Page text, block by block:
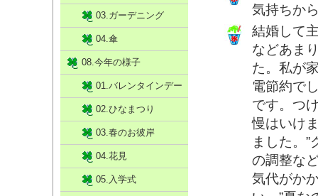
気持ちか
結婚して
などあま
た。私が
電節約で
です。つ
慢はいけ
ました。
の調整な
気代がか
03.ガーデニング
04.傘
08.今年の様子
01.バレンタインデー
02.ひなまつり
03.春のお彼岸
04.花見
05.入学式